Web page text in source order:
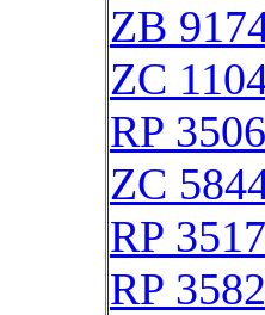
ZB
ZC
RP
ZC
RP
RP